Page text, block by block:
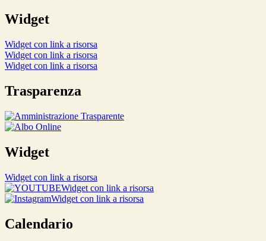
Widget
Widget con link a risorsa
Widget con link a risorsa
Widget con link a risorsa
Trasparenza
Widget
Widget con link a risorsa
Widget con link a risorsa
Widget con link a risorsa
Calendario